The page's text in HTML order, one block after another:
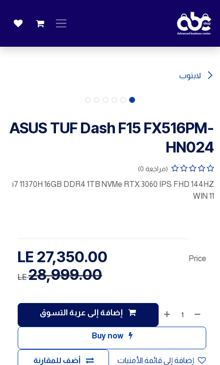
لابتوب
ASUS TUF Dash F15 FX516PM-
HN024
(مراجعة 0)
i7 11370H 16GB DDR4 1TB NVMe RTX 3060 IPS FHD 144HZ
WIN 11
إضافة إلى عربة التسوق
Buy now
أضف للمقارنة إضافة إلى قائمة الأمنيات
Price
27,350.00
28,999.00
LE